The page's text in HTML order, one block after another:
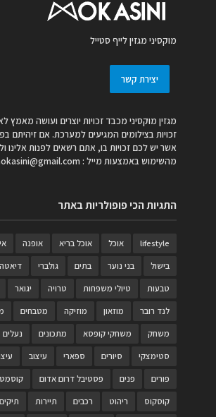
מוקסיני מגזין לייף סטייל
יצירת קשר
מגזין מוקסיני מכבד זכויות יוצרים ועושה מאמץ
זכויות בצילומים המגיעים למערכת. אם זיהיתם
אשר יש לכם זכויות בו, אתם רשאים לפנות אלינו
מהשימוש באמצעות מייל :
התגיות הכי פופולריות באתר
lifestyle אוכל אוכל בריא אופנה
בישול
בני נוער בתים גולברי דיאטה
טבעות
טיולי משפחות טרויה יגואר
לנד רובר
מוזאון מוזיקה מטבחים
משחק
משחקי קופסא מתכונים נעלים
סטימצקי
סיורים ספארי עיצוב
פורים
פנים פסטיבל דרום אדום
קוסקוס
ריהוט רכבים תיירות תיקים